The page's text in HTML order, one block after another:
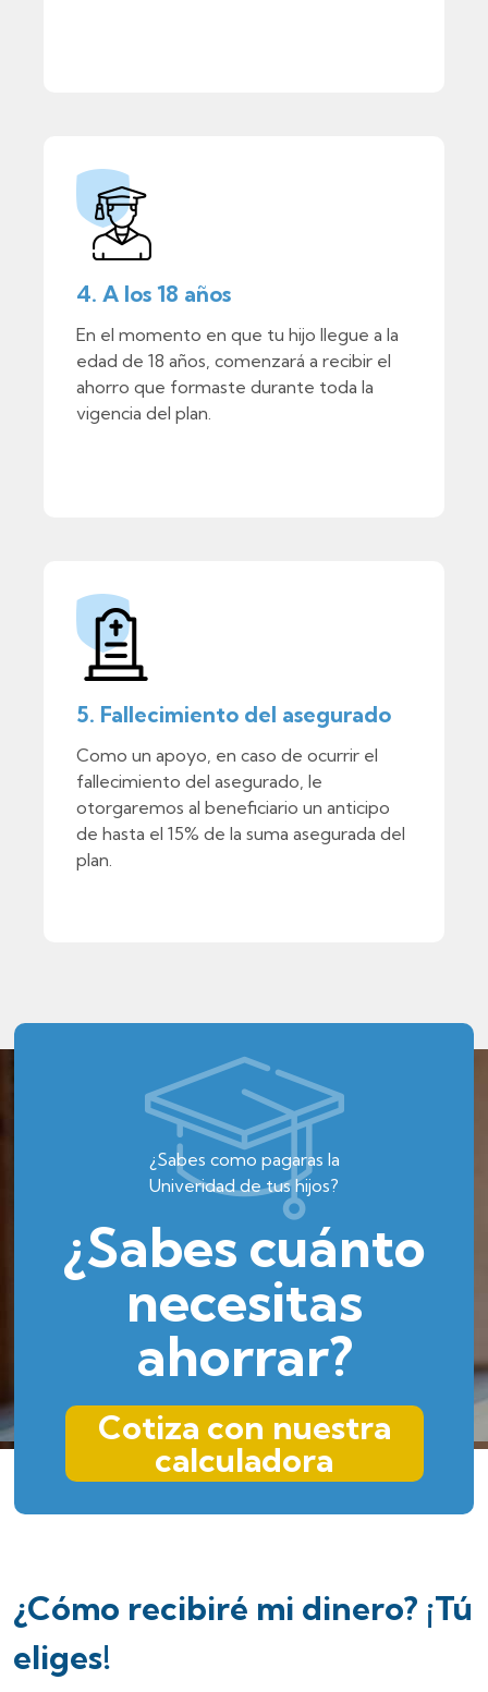
4. A los 18 años
En el momento en que tu hijo llegue a la
edad de 18 años, comenzará a recibir el
ahorro que formaste durante toda la
vigencia del plan.
5. Fallecimiento del asegurado
Como un apoyo, en caso de ocurrir el
fallecimiento del asegurado, le
otorgaremos al beneficiario un anticipo
de hasta el 15% de la suma asegurada del
plan.
¿Sabes como pagaras la
Univeridad de tus hijos?
¿Sabes cuánto
necesitas
ahorrar?
Cotiza con nuestra
calculadora
¿Cómo recibiré mi dinero? ¡Tú
eliges!